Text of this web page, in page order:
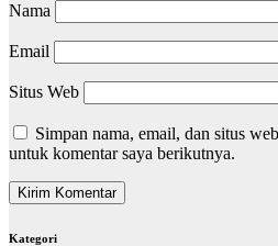
Nama
Email
Situs Web
Simpan nama, email, dan situs
untuk komentar saya berikutnya.
Kategori